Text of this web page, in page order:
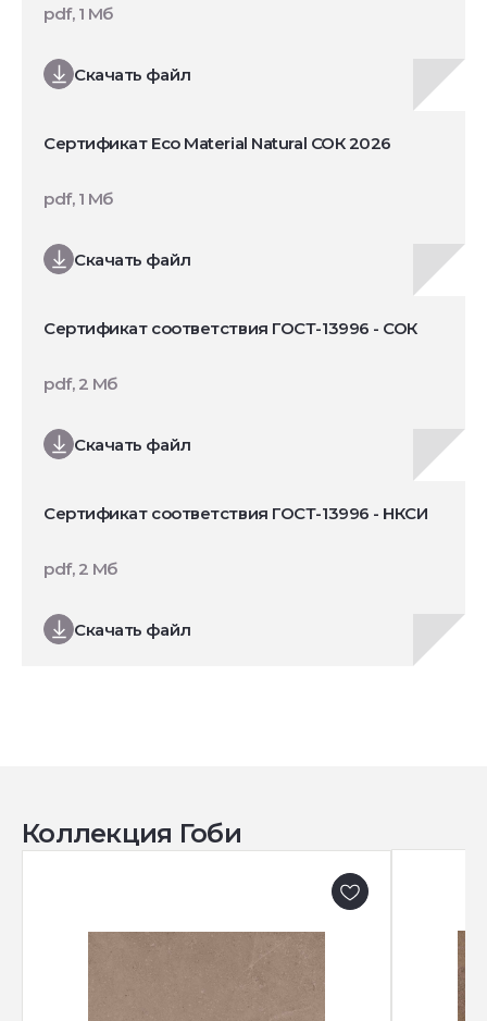
Скачать файл
pdf, 1 Мб
Сертификат Eco Material Natural СОК 2026
Скачать файл
pdf, 1 Мб
Сертификат соответствия ГОСТ-13996 - СОК
Скачать файл
pdf, 2 Мб
Сертификат соответствия ГОСТ-13996 - НКСИ
Скачать файл
pdf, 2 Мб
Коллекция Гоби